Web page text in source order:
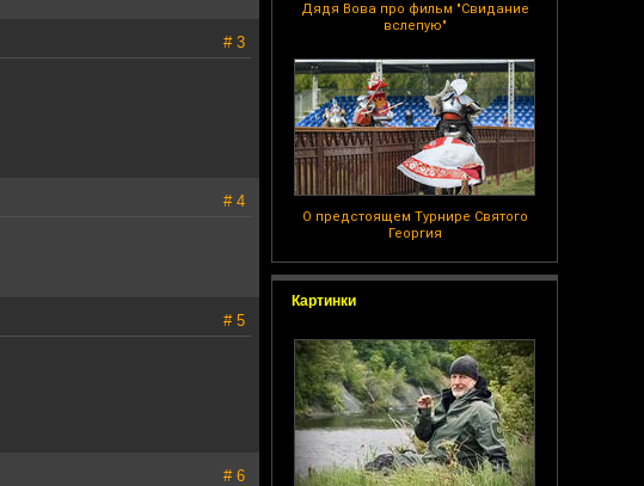
Дядя Вова про фильм "Свидание
вслепую"
О предстоящем Турнире Святого
Георгия
Картинки
# 3
# 4
# 5
# 6